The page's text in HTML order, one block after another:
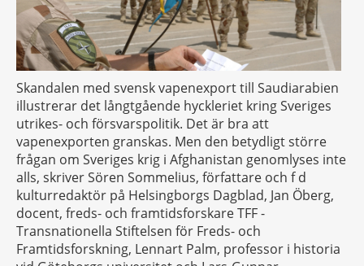
Skandalen med svensk vapenexport till Saudiarabien
illustrerar det långtgående hyckleriet kring Sveriges
utrikes- och försvarspolitik. Det är bra att
vapenexporten granskas. Men den betydligt större
frågan om Sveriges krig i Afghanistan genomlyses inte
alls, skriver Sören Sommelius, författare och f d
kulturredaktör på Helsingborgs Dagblad, Jan Öberg,
docent, freds- och framtidsforskare TFF -
Transnationella Stiftelsen för Freds- och
Framtidsforskning, Lennart Palm, professor i historia